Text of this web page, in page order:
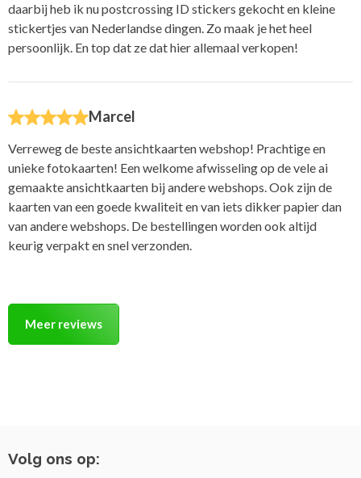
daarbij heb ik nu postcrossing ID stickers gekocht en kleine
stickertjes van Nederlandse dingen. Zo maak je het heel
persoonlijk. En top dat ze dat hier allemaal verkopen!
Marcel
Verreweg de beste ansichtkaarten webshop! Prachtige en
unieke fotokaarten! Een welkome afwisseling op de vele ai
gemaakte ansichtkaarten bij andere webshops. Ook zijn de
kaarten van een goede kwaliteit en van iets dikker papier dan
van andere webshops. De bestellingen worden ook altijd
keurig verpakt en snel verzonden.
Meer reviews
Volg ons op: